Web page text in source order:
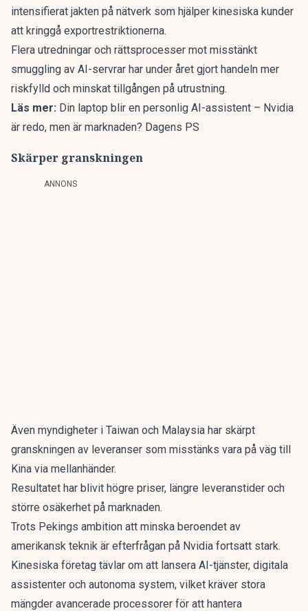
intensifierat jakten på nätverk som hjälper kinesiska kunder
att kringgå exportrestriktionerna.
Flera utredningar och rättsprocesser mot misstänkt
smuggling av AI-servrar har under året gjort handeln mer
riskfylld och minskat tillgången på utrustning.
Läs mer: Din laptop blir en personlig AI-assistent – Nvidia
är redo, men är marknaden? Dagens PS
Skärper granskningen
ANNONS
Även myndigheter i Taiwan och Malaysia har skärpt
granskningen av leveranser som misstänks vara på väg till
Kina via mellanhänder.
Resultatet har blivit högre priser, längre leveranstider och
större osäkerhet på marknaden.
Trots Pekings ambition att minska beroendet av
amerikansk teknik är efterfrågan på Nvidia fortsatt stark.
Kinesiska företag tävlar om att lansera AI-tjänster, digitala
assistenter och autonoma system, vilket kräver stora
mängder avancerade processorer för att hantera